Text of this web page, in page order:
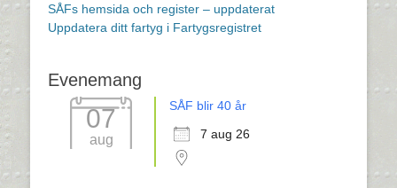
SÅFs hemsida och register – uppdaterat
Uppdatera ditt fartyg i Fartygsregistret
Evenemang
07
aug
SÅF blir 40 år
7 aug 26